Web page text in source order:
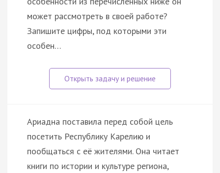
может рассмотреть в своей работе?
Запишите цифры, под которыми эти
особен…
Ариадна поставила перед собой цель
посетить Республику Карелию и
пообщаться с её жителями. Она читает
книги по истории и культуре региона,